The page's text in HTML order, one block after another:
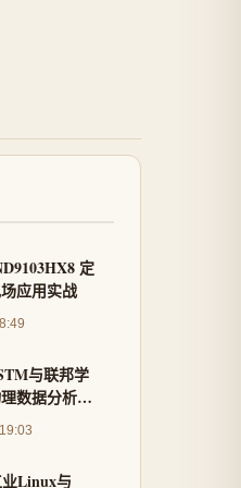
定
应用实战
与联邦学
数据分析中
Linux与